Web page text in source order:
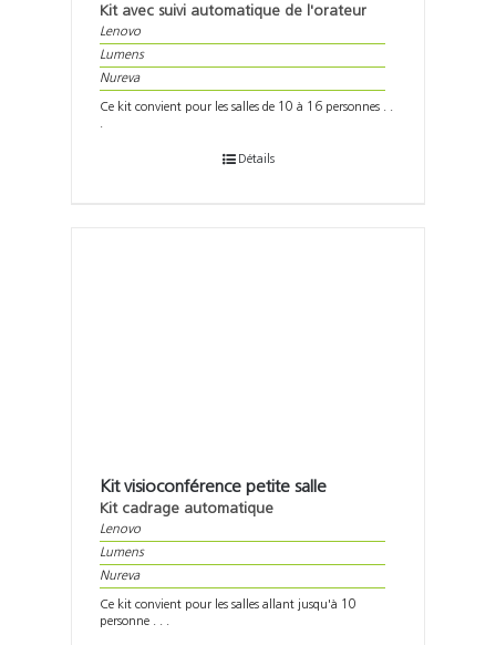
Kit avec suivi automatique de l'orateur
Lenovo
Lumens
Nureva
Ce kit convient pour les salles de 10 à 16 personnes . .
.
Détails
Kit visioconférence petite salle
Kit cadrage automatique
Lenovo
Lumens
Nureva
Ce kit convient pour les salles allant jusqu'à 10
personne . . .